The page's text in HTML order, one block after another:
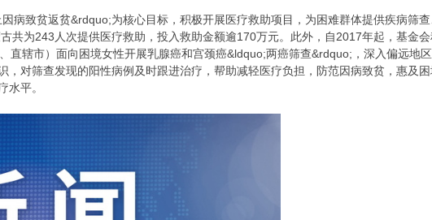
病致贫返贫&rdquo;为核心目标，积极开展医疗救助项目，为困难群体提供疾病筛
共为243人次提供医疗救助，投入救助金额逾170万元。此外，自2017年起，基金
直辖市）面向困境女性开展乳腺癌和宫颈癌&ldquo;两癌筛查&rdquo;，深入偏远地
，对筛查发现的阳性病例及时跟进治疗，帮助减轻医疗负担，防范因病致贫，惠及
水平。